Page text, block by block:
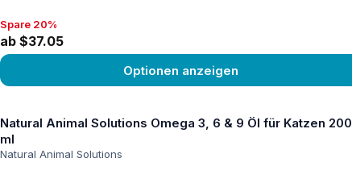
Spare 20%, ab $37.05
Spare 20%
ab $37.05
Optionen anzeigen
Natural Animal Solutions Omega 3, 6 & 9 Öl für Katzen 200
ml
Natural Animal Solutions